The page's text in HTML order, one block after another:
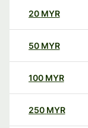
20 MYR
50 MYR
100 MYR
250 MYR